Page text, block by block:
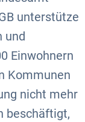
unterstütze
und
Einwohnern
Kommunen
nicht mehr
beschäftigt,